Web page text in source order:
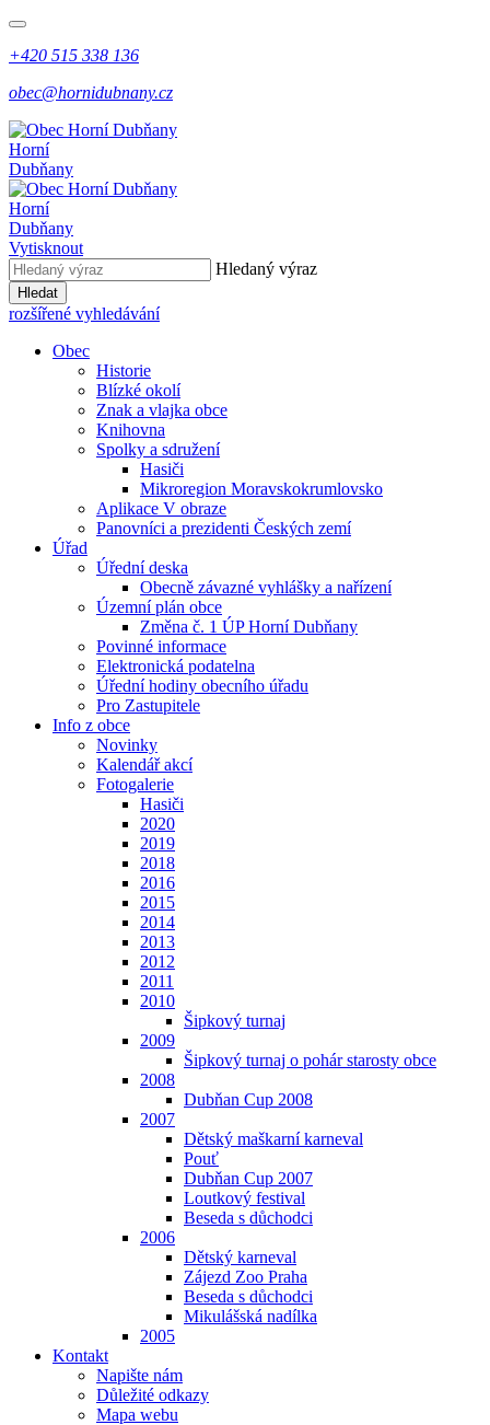
+420 515 338 136
obec@hornidubnany.cz
Horní
Dubňany
Horní
Dubňany
Vytisknout
Hledaný výraz
Hledat
rozšířené vyhledávání
Obec
Historie
Blízké okolí
Znak a vlajka obce
Knihovna
Spolky a sdružení
Hasiči
Mikroregion Moravskokrumlovsko
Aplikace V obraze
Panovníci a prezidenti Českých zemí
Úřad
Úřední deska
Obecně závazné vyhlášky a nařízení
Územní plán obce
Změna č. 1 ÚP Horní Dubňany
Povinné informace
Elektronická podatelna
Úřední hodiny obecního úřadu
Pro Zastupitele
Info z obce
Novinky
Kalendář akcí
Fotogalerie
Hasiči
2020
2019
2018
2016
2015
2014
2013
2012
2011
2010
Šipkový turnaj
2009
Šipkový turnaj o pohár starosty obce
2008
Dubňan Cup 2008
2007
Dětský maškarní karneval
Pouť
Dubňan Cup 2007
Loutkový festival
Beseda s důchodci
2006
Dětský karneval
Zájezd Zoo Praha
Beseda s důchodci
Mikulášská nadílka
2005
Kontakt
Napište nám
Důležité odkazy
Mapa webu